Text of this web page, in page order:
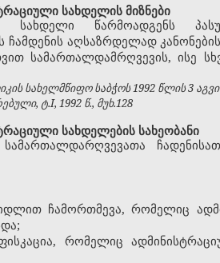
სახდელის მიზნები
სახდელი წარმოადგენს
ჩამდენის აღსაზრდელად
სამართალდამრღვევის, ისე
სახელმწიფო საბჭოს 1992 წლის 3
ტ.I, 1992 წ., მუხ.128
სახდელების სახეობანი
სამართალდარღვევათა
ჩამორთმევა, რომელიც
რომელიც